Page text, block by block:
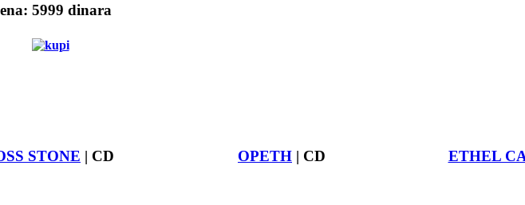
5999 dinara
STONE | CD OPETH | CD ETHEL